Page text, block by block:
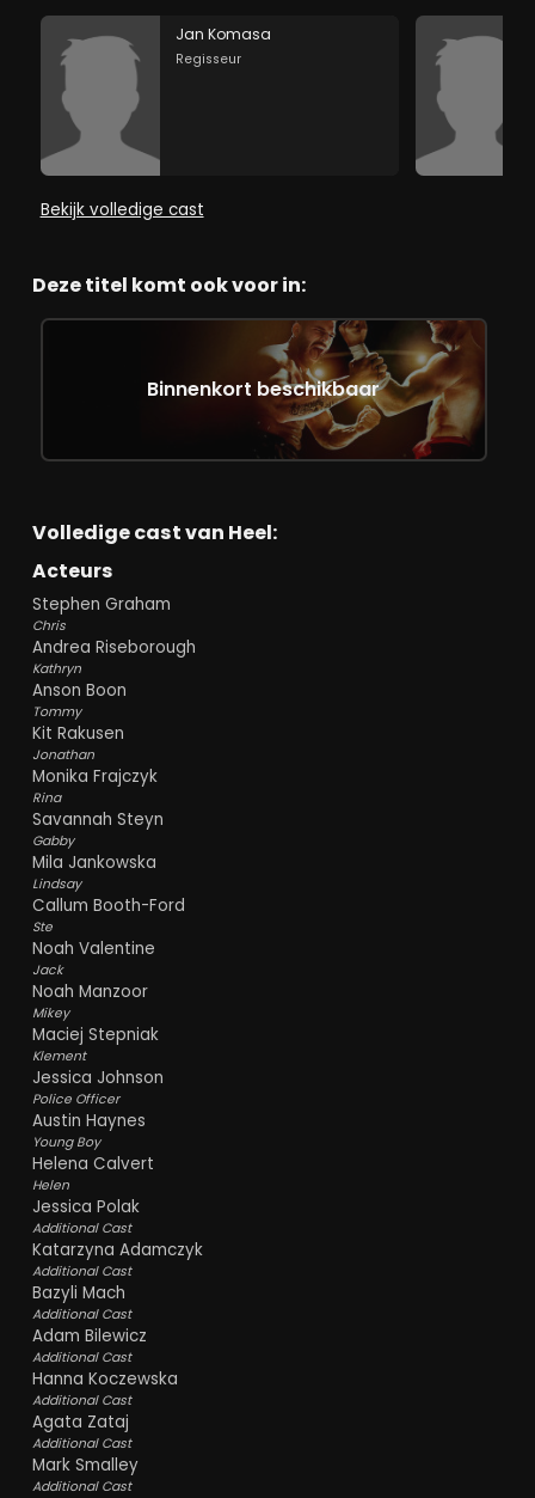
Jan Komasa
Regisseur
Bekijk volledige cast
Deze titel komt ook voor in:
Binnenkort beschikbaar
Volledige cast van Heel:
Acteurs
Stephen Graham
Chris
Andrea Riseborough
Kathryn
Anson Boon
Tommy
Kit Rakusen
Jonathan
Monika Frajczyk
Rina
Savannah Steyn
Gabby
Mila Jankowska
Lindsay
Callum Booth-Ford
Ste
Noah Valentine
Jack
Noah Manzoor
Mikey
Maciej Stepniak
Klement
Jessica Johnson
Police Officer
Austin Haynes
Young Boy
Helena Calvert
Helen
Jessica Polak
Additional Cast
Katarzyna Adamczyk
Additional Cast
Bazyli Mach
Additional Cast
Adam Bilewicz
Additional Cast
Hanna Koczewska
Additional Cast
Agata Zataj
Additional Cast
Mark Smalley
Additional Cast